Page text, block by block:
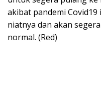
akibat pandemi
niatnya dan akan
normal. (Red)